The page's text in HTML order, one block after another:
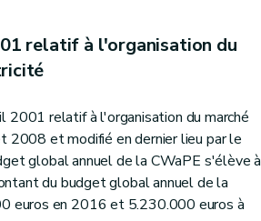
relatif à l'organisation du
2001 relatif à l'organisation du marché
2008 et modifié en dernier lieu par le
global annuel de la CWaPE s'élève à
du budget global annuel de la
euros en 2016 et 5.230.000 euros à